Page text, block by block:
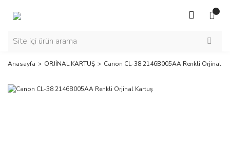
Anasayfa ORJİNAL KARTUŞ Canon CL-38 2146B005AA Renkli Orjinal